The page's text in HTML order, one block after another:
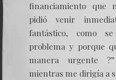
financiamiento que
pidió venir
fantástico, como
problema y porque
manera urgente
mientras me dirigía a